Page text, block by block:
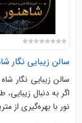
سالن زیبایی نگار
سالن زیبایی نگار
اگر به دنبال
نور با بهره‌گیری از